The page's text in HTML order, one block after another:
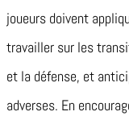
joueurs doivent
travailler sur les
et la défense, et
adverses. En